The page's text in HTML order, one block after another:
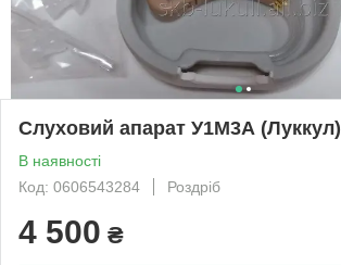
Слуховий апарат У1М3А (Луккул)
В наявності
Код: 0606543284
Роздріб
4 500 ₴